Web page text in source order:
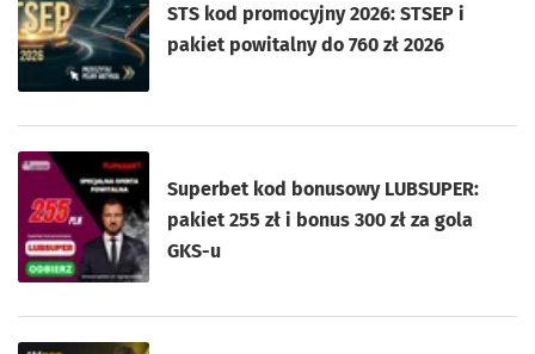
STS kod promocyjny 2026: STSEP i
pakiet powitalny do 760 zł 2026
Superbet kod bonusowy LUBSUPER:
pakiet 255 zł i bonus 300 zł za gola
GKS-u